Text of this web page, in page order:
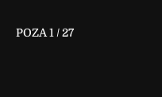
POZA 1 /27